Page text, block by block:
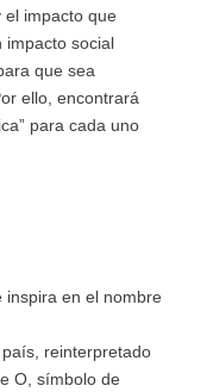
el impacto que
impacto social
que sea
ello, encontrará
para cada uno
inspira en el nombre
reinterpretado
O, símbolo de